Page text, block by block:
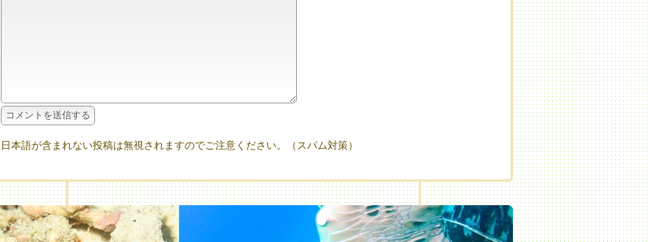
日本語が含まれない投稿は無視されますのでご注意ください。（スパム対策）